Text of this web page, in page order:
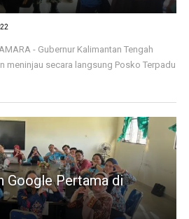
- Gubernur Kalimantan Tengah
meninjau secara langsung Posko Terpadu
Google Pertama di